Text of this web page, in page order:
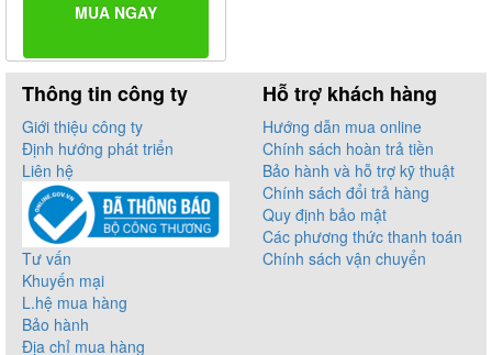
MUA NGAY
Thông tin công ty
Giới thiệu công ty
Định hướng phát triển
Liên hệ
Tư vấn
Khuyến mại
L.hệ mua hàng
Bảo hành
Địa chỉ mua hàng
Hỗ trợ khách hàng
Hướng dẫn mua online
Chính sách hoàn trả tiền
Bảo hành và hỗ trợ kỹ thuật
Chính sách đổi trả hàng
Quy định bảo mật
Các phương thức thanh toán
Chính sách vận chuyển